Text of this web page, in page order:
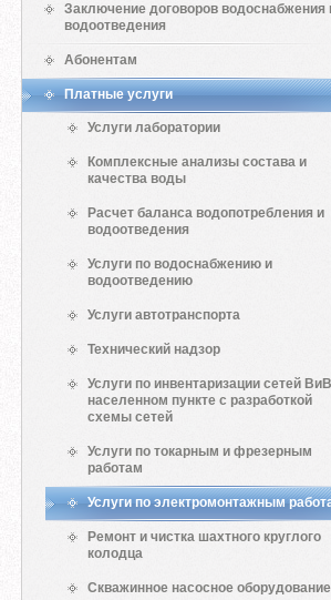
Заключение договоров водоснабжения
водоотведения
Абонентам
Платные услуги
Услуги лаборатории
Комплексные анализы состава и
качества воды
Расчет баланса водопотребления и
водоотведения
Услуги по водоснабжению и
водоотведению
Услуги автотранспорта
Технический надзор
Услуги по инвентаризации сетей
населенном пункте с разработкой
схемы сетей
Услуги по токарным и фрезерным
работам
Услуги по электромонтажным
Ремонт и чистка шахтного круглого
колодца
Скважинное насосное оборудование